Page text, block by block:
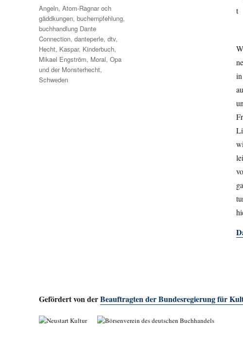
Schlagwörter
Angeln,Atom-Ragnar och
gäddkungen,buchempfehlung,
buchhandlung Dante
Connection,danteperle,dtv,
Hecht, Kaspar, Kinderbuch,
Mikael Engström, Moral,Opa
und der Monsterhecht,
Schweden
Gefördert von derBeauftragten der Bundesregierung für